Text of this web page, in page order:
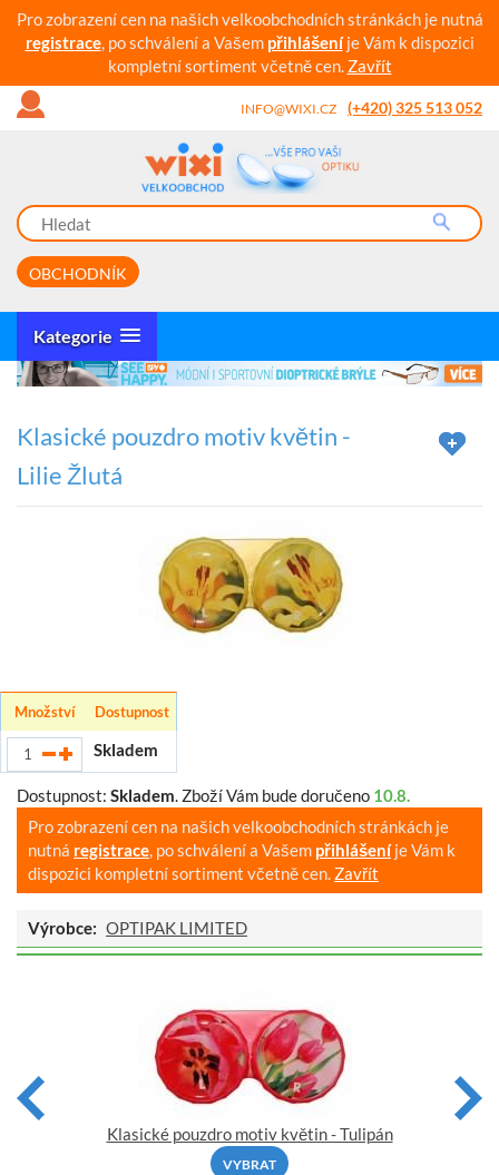
Pro zobrazení cen na našich velkoobchodních stránkách je nutná
registrace, po schválení a Vašem přihlášeníje Vám k dispozici
kompletní sortiment včetně cen. Zavřít
INFO@WIXI.CZ (+420) 325 513 052
OBCHODNÍK
Kategorie
Klasické pouzdro motiv květin -
Lilie Žlutá
Množství Dostupnost
Skladem
Dostupnost: Skladem. Zboží Vám bude doručeno 10.8.
Pro zobrazení cen na našich velkoobchodních stránkách je
nutná registrace, po schválení a Vašem přihlášeníje Vám k
dispozici kompletní sortiment včetně cen. Zavřít
Výrobce: OPTIPAK LIMITED
Klasické pouzdro motiv květin - Tulipán
VYBRAT